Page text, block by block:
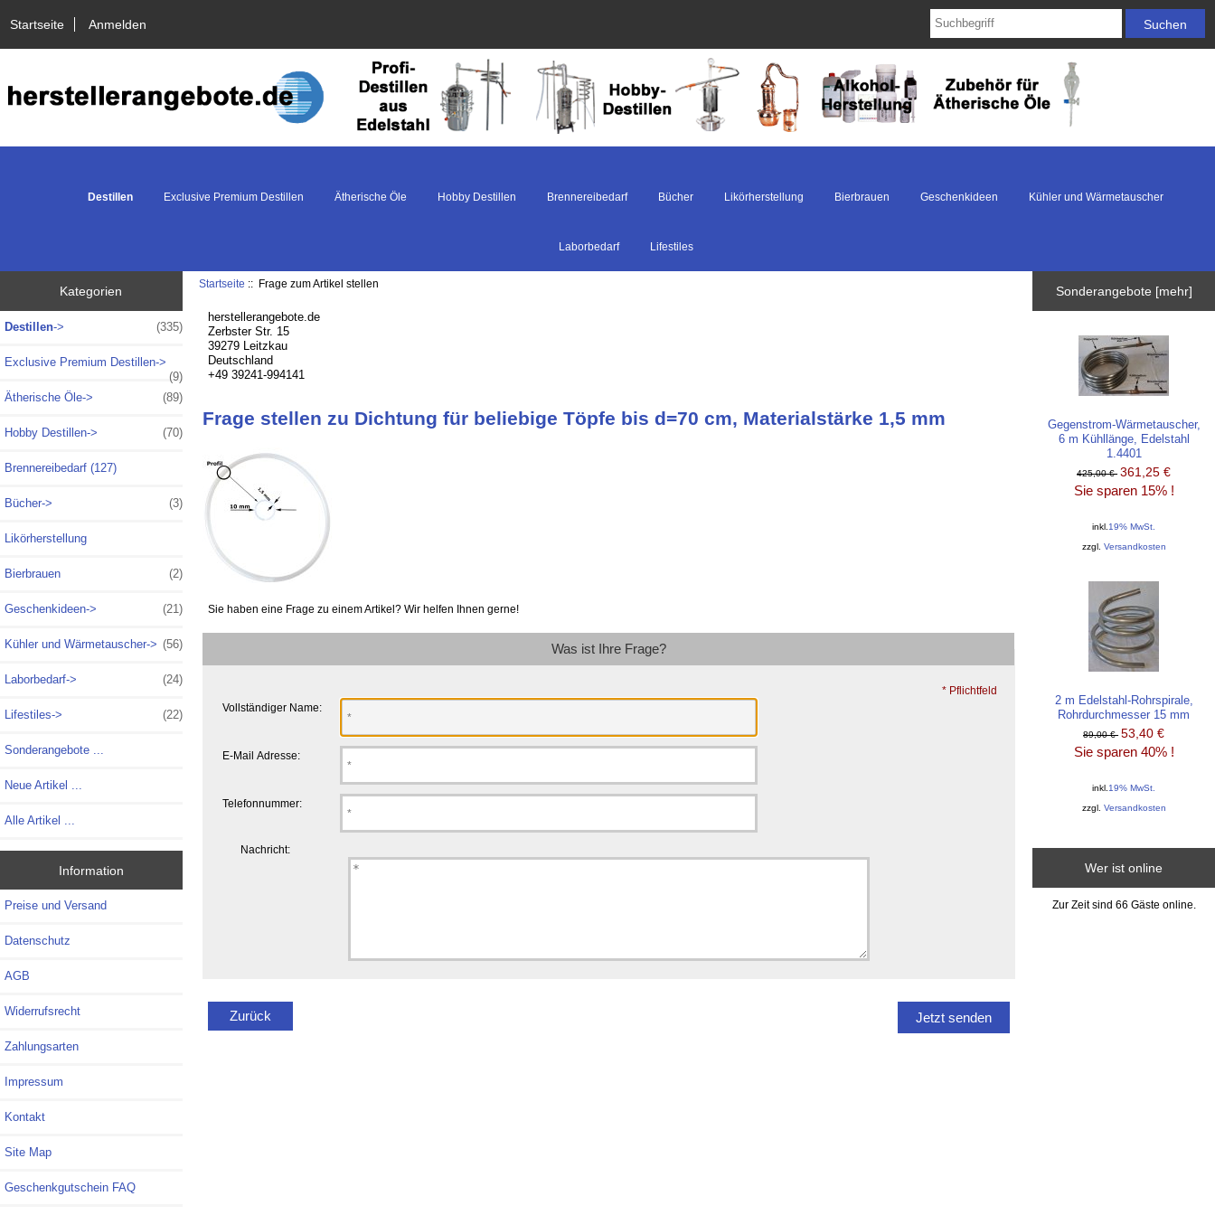
Startseite Anmelden
Destillen Exclusive Premium Destillen Ätherische Öle Hobby Destillen Brennereibedarf Bücher Likörherstellung Bierbrauen Geschenkideen Kühler und Wärmetauscher
Laborbedarf Lifestiles
Kategorien
Destillen-> (335)
Exclusive Premium Destillen->
(9)
Ätherische Öle->
(89)
Hobby Destillen-> (70)
Brennereibedarf (127)
Bücher-> (3)
Likörherstellung
Bierbrauen (2)
Geschenkideen-> (21)
Kühler und Wärmetauscher-> (56)
Laborbedarf-> (24)
Lifestiles-> (22)
Sonderangebote ...
Neue Artikel ...
Alle Artikel ...
Information
Preise und Versand
Datenschutz
AGB
Widerrufsrecht
Zahlungsarten
Impressum
Kontakt
Site Map
Geschenkgutschein FAQ
Startseite :: Frage zum Artikel stellen
herstellerangebote.de
Zerbster Str. 15
39279 Leitzkau
Deutschland
+49 39241-994141
Frage stellen zu Dichtung für beliebige Töpfe bis d=70 cm, Materialstärke 1,5 mm
Sie haben eine Frage zu einem Artikel? Wir helfen Ihnen gerne!
Was ist Ihre Frage?
* Pflichtfeld
Vollständiger Name:
E-Mail Adresse:
Telefonnummer:
Nachricht:
Zurück
Sonderangebote [mehr]
Gegenstrom-Wärmetauscher,
6 m Kühllänge, Edelstahl
1.4401
425,00 € 361,25 €
Sie sparen 15% !
inkl. 19% MwSt.
zzgl. Versandkosten
2 m Edelstahl-Rohrspirale,
Rohrdurchmesser 15 mm
89,00 € 53,40 €
Sie sparen 40% !
inkl. 19% MwSt.
zzgl. Versandkosten
Wer ist online
Zur Zeit sind 66 Gäste online.